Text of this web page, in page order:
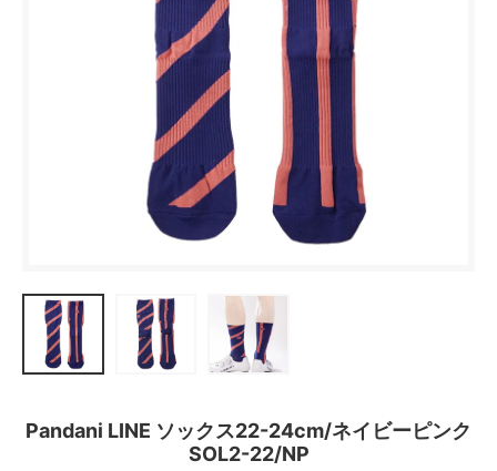
Pandani LINE ソックス22-24cm/ネイビーピンク
SOL2-22/NP